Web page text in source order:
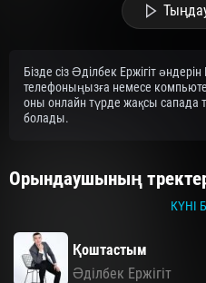
Бізде сіз Әділбек Ержігіт
телефоныңызға немесе
оны онлайн түрде жақсы сапада
болады.
Орындаушының
КҮНІ
Қоштастым
Әділбек Ержігіт